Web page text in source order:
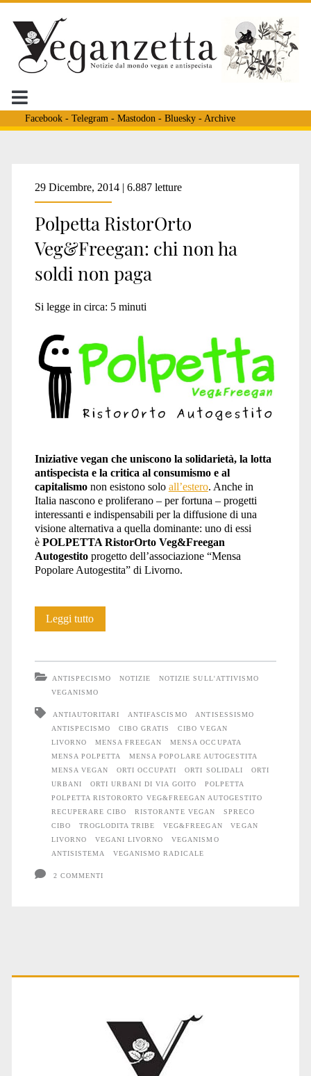
Facebook- Telegram - Mastodon - Bluesky- Archive
Tag:
<span>Mensa
Polpetta</span>
29 Dicembre, 2014 | 6.887 letture
Polpetta RistorOrto
Veg&Freegan: chi non ha
soldi non paga
Si legge in circa: 5 minuti
Iniziative vegan che uniscono la solidarietà, la lotta
antispecista e la critica al consumismo e al
capitalismonon esistono solo all’estero. Anche in
Italia nascono e proliferano – per fortuna – progetti
interessanti e indispensabili per la diffusione di una
visione alternativa a quella dominante: uno di essi
è POLPETTA RistorOrto Veg&Freegan
Autogestito progetto dell’associazione “Mensa
Popolare Autogestita” di Livorno.
Leggi tuttoPolpetta
chi
non
ha
soldi
non
paga
ANTISPECISMO NOTIZIE
NOTIZIE SULL'ATTIVISMO
VEGANISMO
ANTIAUTORITARI ANTIFASCISMO
ANTISESSISMO
ANTISPECISMO
CIBO GRATIS
CIBO VEGAN
LIVORNO
MENSA FREEGAN
MENSA OCCUPATA
MENSA POLPETTA
MENSA POPOLARE AUTOGESTITA
MENSA VEGAN
ORTI OCCUPATI ORTI SOLIDALI
ORTI
URBANI
ORTI URBANI DI VIA GOITO
POLPETTA
POLPETTA RISTORORTO VEG&FREEGAN AUTOGESTITO
RECUPERARE CIBO
RISTORANTE VEGAN
SPRECO
CIBO
TROGLODITA TRIBE VEG&FREEGAN
VEGAN
LIVORNO
VEGANI LIVORNO
VEGANISMO
ANTISISTEMA
VEGANISMO RADICALE
2 COMMENTI
Primary